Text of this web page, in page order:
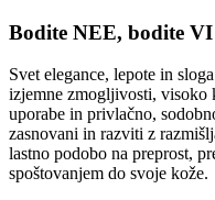
Bodite NEE, bodite VI
Svet elegance, lepote in
izjemne zmogljivosti, visoko
uporabe in privlačno,
zasnovani in razviti z
lastno podobo na preprost,
spoštovanjem do svoje kože.